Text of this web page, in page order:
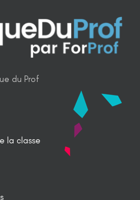
du Prof
la classe